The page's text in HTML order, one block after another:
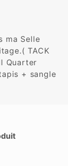
ma Selle
TACK
Quarter
+ sangle